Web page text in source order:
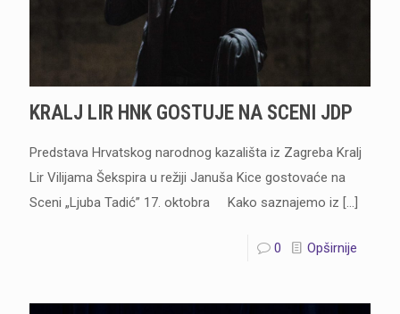
KRALJ LIR HNK GOSTUJE NA SCENI JDP
Predstava Hrvatskog narodnog kazališta iz Zagreba Kralj
Lir Vilijama Šekspira u režiji Januša Kice gostovaće na
Sceni „Ljuba Tadić” 17. oktobra Kako saznajemo iz […]
0 Opširnije